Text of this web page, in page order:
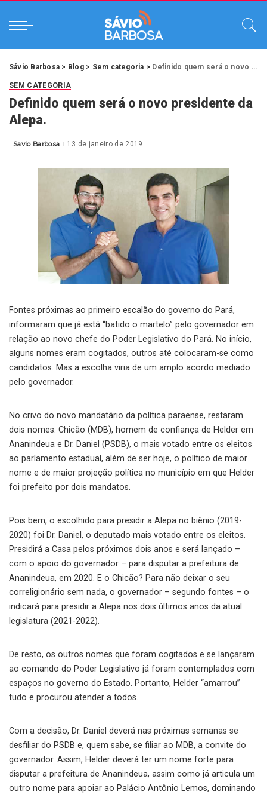
Sávio Barbosa > Blog> Sem categoria > Definido quem será o novo presidente da Alepa.
SEM CATEGORIA
Definido quem será o novo presidente da
Alepa.
Posted
Savio Barbosa 13 de janeiro de 2019
Fontes próximas ao primeiro escalão do governo do Pará,
informaram que já está “batido o martelo” pelo governador em
relação ao novo chefe do Poder Legislativo do Pará. No início,
alguns nomes eram cogitados, outros até colocaram-se como
candidatos. Mas a escolha viria de um amplo acordo mediado
pelo governador.
No crivo do novo mandatário da política paraense, restaram
dois nomes: Chicão (MDB), homem de confiança de Helder em
Ananindeua e Dr. Daniel (PSDB), o mais votado entre os eleitos
ao parlamento estadual, além de ser hoje, o político de maior
nome e de maior projeção política no município em que Helder
foi prefeito por dois mandatos.
Pois bem, o escolhido para presidir a Alepa no biênio (2019-
2020) foi Dr. Daniel, o deputado mais votado entre os eleitos.
Presidirá a Casa pelos próximos dois anos e será lançado –
com o apoio do governador – para disputar a prefeitura de
Ananindeua, em 2020. E o Chicão? Para não deixar o seu
correligionário sem nada, o governador – segundo fontes – o
indicará para presidir a Alepa nos dois últimos anos da atual
legislatura (2021-2022).
De resto, os outros nomes que foram cogitados e se lançaram
ao comando do Poder Legislativo já foram contemplados com
espaços no governo do Estado. Portanto, Helder “amarrou”
tudo e procurou atender a todos.
Com a decisão, Dr. Daniel deverá nas próximas semanas se
desfiliar do PSDB e, quem sabe, se filiar ao MDB, a convite do
governador. Assim, Helder deverá ter um nome forte para
disputar a prefeitura de Ananindeua, assim como já articula um
outro nome para apoiar ao Palácio Antônio Lemos, dominando